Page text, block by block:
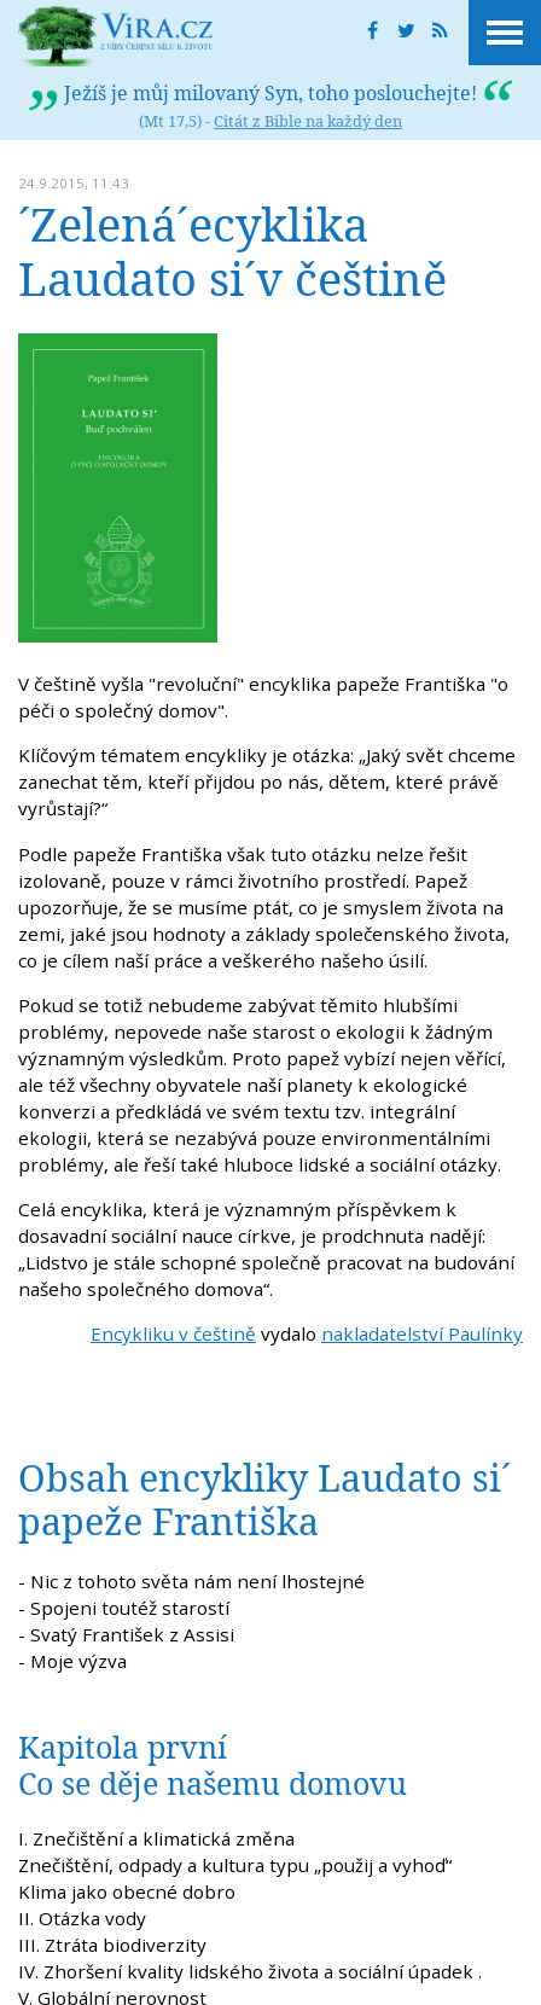
Ježíš je můj milovaný Syn, toho poslouchejte!
(Mt 17,5) -Citát z Bible na každý den
24.9.2015, 11:43
´Zelená´ecyklika
Laudato si´v češtině
V češtině vyšla "revoluční" encyklika papeže Františka "o
péči o společný domov".
Klíčovým tématem encykliky je otázka: „Jaký svět chceme
zanechat těm, kteří přijdou po nás, dětem, které právě
vyrůstají?“
Podle papeže Františka však tuto otázku nelze řešit
izolovaně, pouze v rámci životního prostředí. Papež
upozorňuje, že se musíme ptát, co je smyslem života na
zemi, jaké jsou hodnoty a základy společenského života,
co je cílem naší práce a veškerého našeho úsilí.
Pokud se totiž nebudeme zabývat těmito hlubšími
problémy, nepovede naše starost o ekologii k žádným
významným výsledkům. Proto papež vybízí nejen věřící,
ale též všechny obyvatele naší planety k ekologické
konverzi a předkládá ve svém textu tzv. integrální
ekologii, která se nezabývá pouze environmentálními
problémy, ale řeší také hluboce lidské a sociální otázky.
Celá encyklika, která je významným příspěvkem k
dosavadní sociální nauce církve, je prodchnuta nadějí:
„Lidstvo je stále schopné společně pracovat na budování
našeho společného domova“.
Encykliku v češtině vydalo nakladatelství Paulínky
Obsah encykliky Laudato si´
papeže Františka
- Nic z tohoto světa nám není lhostejné
- Spojeni toutéž starostí
- Svatý František z Assisi
- Moje výzva
Kapitola první
Co se děje našemu domovu
I. Znečištění a klimatická změna
Znečištění, odpady a kultura typu „použij a vyhoď“
Klima jako obecné dobro
II. Otázka vody
III. Ztráta biodiverzity
IV. Zhoršení kvality lidského života a sociální úpadek .
V. Globální nerovnost